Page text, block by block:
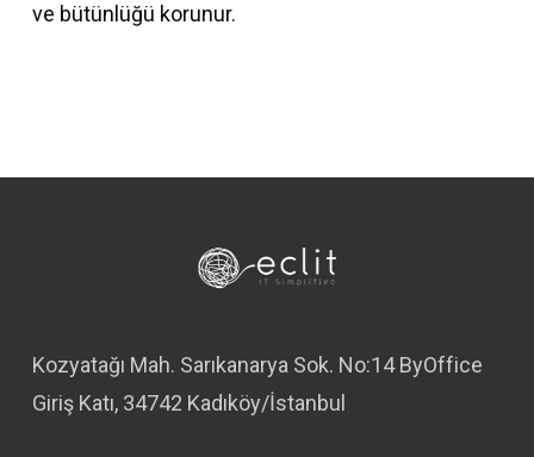
ve bütünlüğü korunur.
Kozyatağı Mah. Sarıkanarya Sok. No:14 ByOffice
Giriş Katı, 34742 Kadıköy/İstanbul